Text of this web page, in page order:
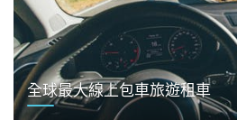
全球最大線上包車旅遊租車